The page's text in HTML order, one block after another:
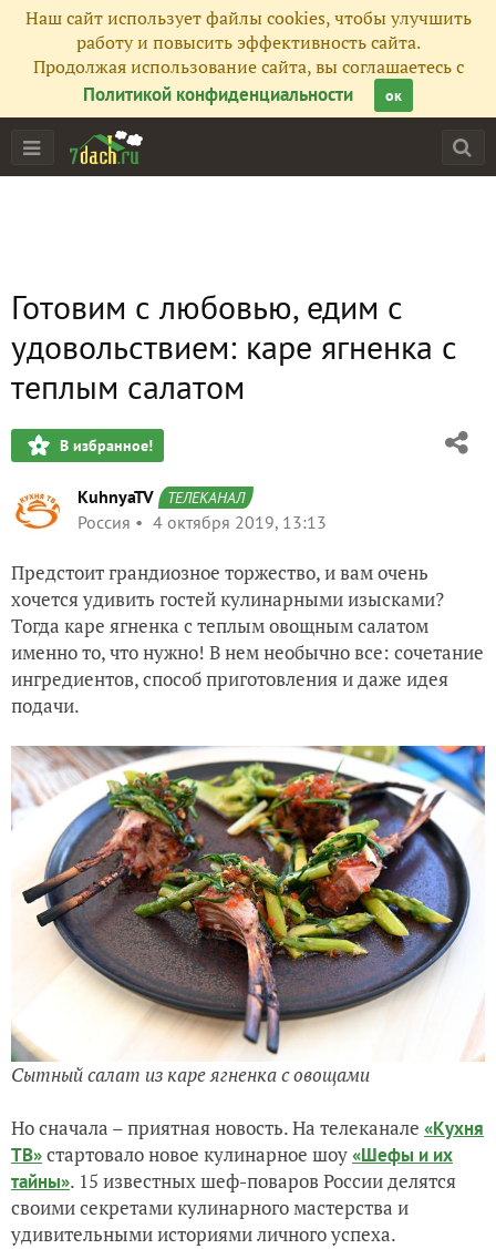
Наш сайт использует файлы cookies, чтобы улучшить
работу и повысить эффективность сайта.
Продолжая использование сайта, вы соглашаетесь с
Политикой конфиденциальности
ок
Готовим с любовью, едим с
удовольствием: каре ягненка с
теплым салатом
В избранное!
KuhnyaTV ТЕЛЕКАНАЛ
Россия 4 октября 2019, 13:13
Предстоит грандиозное торжество, и вам очень
хочется удивить гостей кулинарными изысками?
Тогда каре ягненка с теплым овощным салатом
именно то, что нужно! В нем необычно все: сочетание
ингредиентов, способ приготовления и даже идея
подачи.
Сытный салат из каре ягненка с овощами
Но сначала – приятная новость. На телеканале «Кухня
ТВ»стартовало новое кулинарное шоу«Шефы и их
тайны». 15 известных шеф-поваров России делятся
своими секретами кулинарного мастерства и
удивительными историями личного успеха.